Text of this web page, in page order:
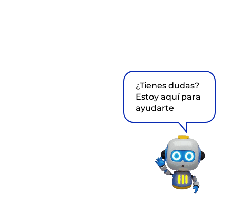
¿Tienes dudas?
Estoy aquí para
ayudarte